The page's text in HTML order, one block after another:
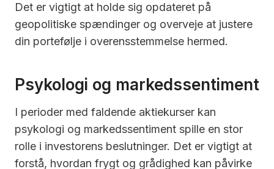
Det er vigtigt at holde sig opdateret på
geopolitiske spændinger og overveje at justere
din portefølje i overensstemmelse hermed.
Psykologi og markedssentiment
I perioder med faldende aktiekurser kan
psykologi og markedssentiment spille en stor
rolle i investorens beslutninger. Det er vigtigt at
forstå, hvordan frygt og grådighed kan påvirke